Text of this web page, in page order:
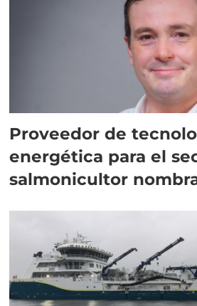
Proveedor de
energética para el
salmonicultor